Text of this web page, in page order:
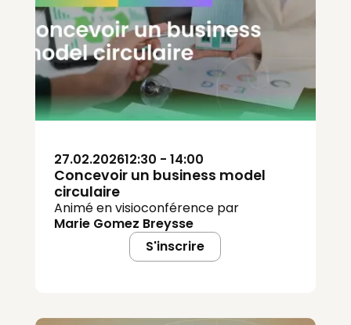
27.02.202612:30 - 14:00
Concevoir un business model
circulaire
Animé en visioconférence par
Marie Gomez Breysse
S'inscrire